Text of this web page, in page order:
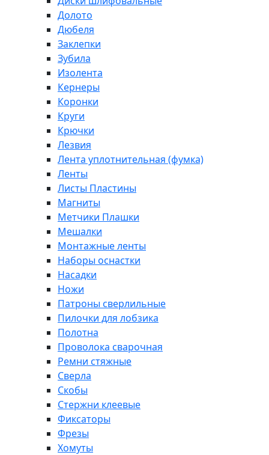
Долото
Дюбеля
Заклепки
Зубила
Изолента
Кернеры
Коронки
Круги
Крючки
Лезвия
Лента уплотнительная (фумка)
Ленты
Листы Пластины
Магниты
Метчики Плашки
Мешалки
Монтажные ленты
Наборы оснастки
Насадки
Ножи
Патроны сверлильные
Пилочки для лобзика
Полотна
Проволока сварочная
Ремни стяжные
Сверла
Скобы
Стержни клеевые
Фиксаторы
Фрезы
Хомуты